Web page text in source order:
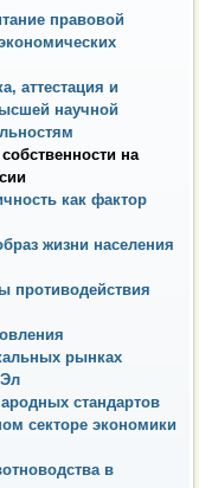
правовой
аттестация и
научной
на
как фактор
жизни населения
противодействия
рынках
стандартов
секторе экономики
в